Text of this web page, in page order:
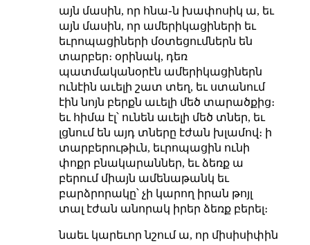
այն մասին, որ հնա֊ն խափոսիկ ա, եւ
այն մասին, որ ամերիկացիների եւ
եւրոպացիների մօտեցումներն են
տարբեր։ օրինակ, դեռ
պատմականօրէն ամերիկացիներն
ունէին աւելի շատ տեղ, եւ ստանում
էին նոյն բերքն աւելի մեծ տարածքից։
եւ հիմա էլ՝ ունեն աւելի մեծ տներ, եւ
լցնում են այդ տները էժան խլամով։ ի
տարբերութիւն, եւրոպացին ունի
փոքր բնակարաններ, եւ ձեռք ա
բերում միայն ամենաթանկ եւ
բարձրորակը՝ չի կարող իրան թոյլ
տալ էժան անորակ իրեր ձեռք բերել։
նաեւ կարեւոր նշում ա, որ միսիսիփին